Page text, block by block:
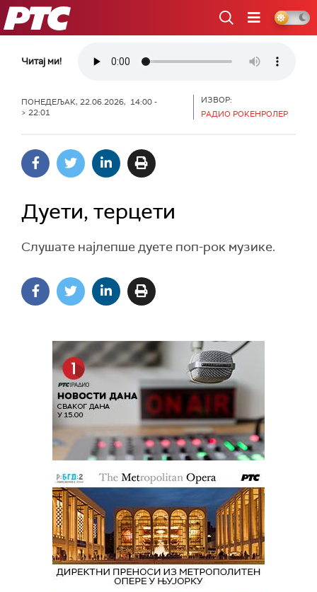
РТС
Читај ми!
ПОНЕДЕЉАК, 22.06.2026, 14:00 -
> 22:01
ИЗВОР:
РАДИО РОКЕНРОЛЕР
Дуети, терцети
Слушате најлепше дуете поп-рок музике.